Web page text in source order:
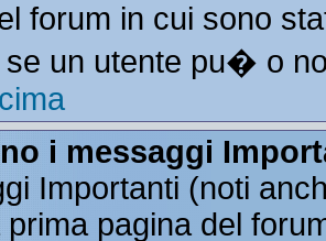
forum in cui sono
se un utente pu� o
i messaggi
Importanti (noti
prima pagina del